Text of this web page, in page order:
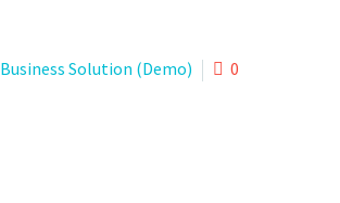
Business Solution (Demo) 0